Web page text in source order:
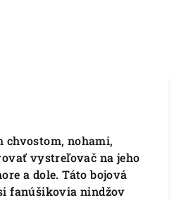
nohami,
vystreľovač na jeho
a dole. Táto bojová
fanúšikovia nindžov